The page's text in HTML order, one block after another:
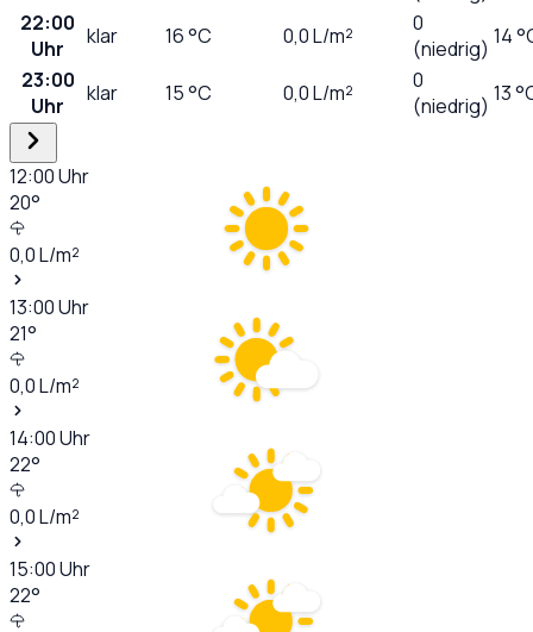
22:00
Uhr
klar 16°C 0,0L/m²
0
(niedrig) 14
23:00
Uhr
klar 15°C 0,0L/m²
0
(niedrig) 13
12:00Uhr
20°
0,0L/m²
13:00Uhr
21°
0,0L/m²
14:00Uhr
22°
0,0L/m²
15:00Uhr
22°